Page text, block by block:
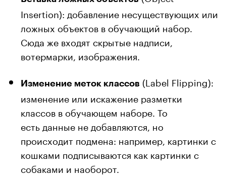
Insertion): добавление несуществующих или
ложных объектов в обучающий набор.
Сюда же входят скрытые надписи,
вотермарки, изображения.
Изменение меток классов (Label Flipping):
изменение или искажение разметки
классов в обучающем наборе. То
есть данные не добавляются, но
происходит подмена: например, картинки с
кошками подписываются как картинки с
собаками и наоборот.